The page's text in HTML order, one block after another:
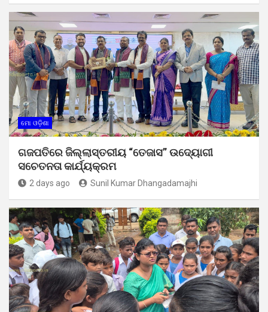
ମୋ ଓଡ଼ିଶା
ଗଜପତିରେ ଜିଲ୍ଲାସ୍ତରୀୟ “ତେଜାସ” ଉଦ୍ୟୋଗୀ
ସଚେତନତା କାର୍ଯ୍ୟକ୍ରମ
2 days ago Sunil Kumar Dhangadamajhi